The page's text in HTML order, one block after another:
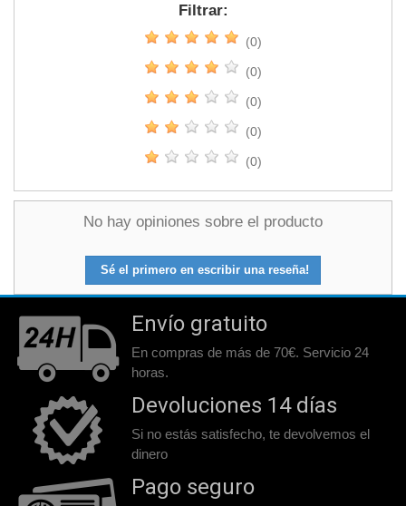
Filtrar:
(0)
(0)
(0)
(0)
(0)
No hay opiniones sobre el producto
Sé el primero en escribir una reseña!
Envío gratuito
En compras de más de 70€. Servicio 24
horas.
Devoluciones 14 días
Si no estás satisfecho, te devolvemos el
dinero
Pago seguro